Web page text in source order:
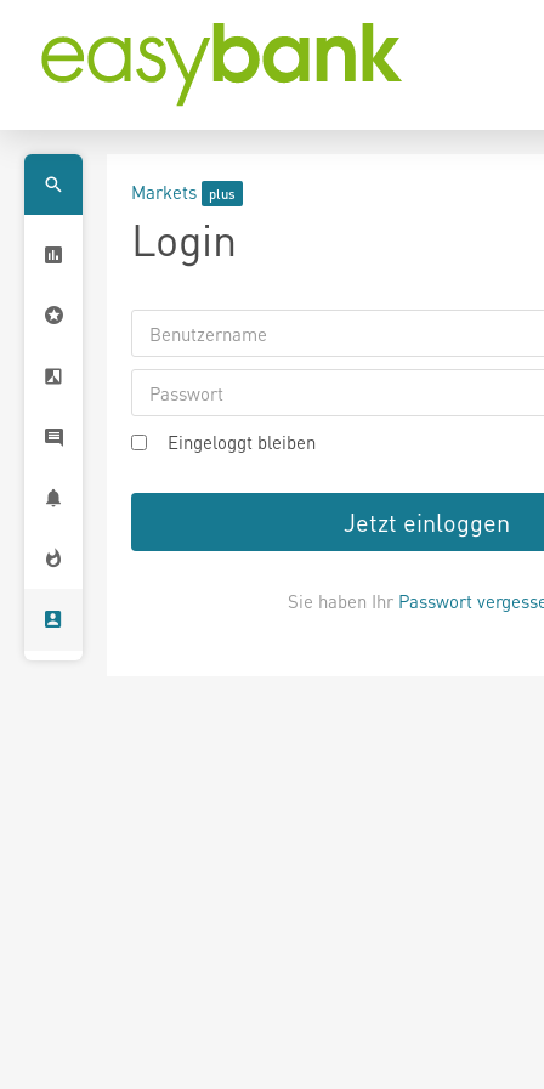
Markets
Login
Eingeloggt bleiben
Jetzt einloggen
Sie haben Ihr Passwort